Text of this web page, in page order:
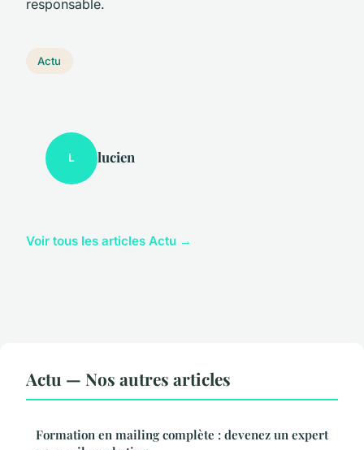
responsable.
Actu
L lucien
Voir tous les articles Actu →
Actu — Nos autres articles
Formation en mailing complète : devenez un expert